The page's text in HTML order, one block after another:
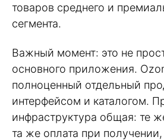
товаров среднего и
сегмента.
Важный момент: это не
основного приложения.
полноценный отдельный
интерфейсом и каталогом.
инфраструктура общая: те
та же оплата при получении,